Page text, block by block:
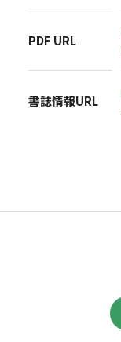
PDF URL
書誌情報URL